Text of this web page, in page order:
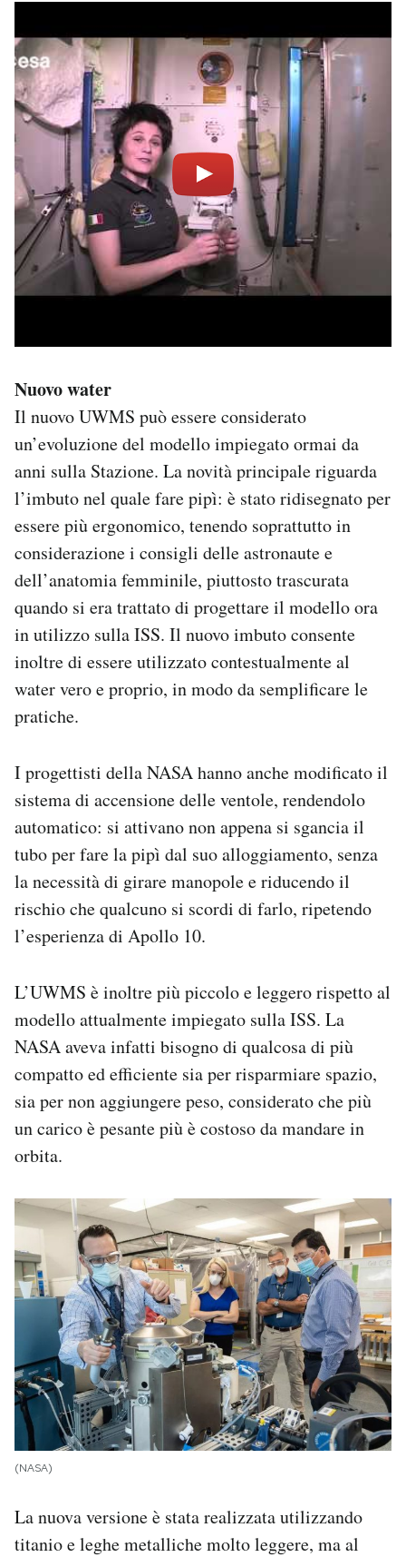
Nuovo water
Il nuovo UWMS può essere considerato
un’evoluzione del modello impiegato ormai da
anni sulla Stazione. La novità principale riguarda
l’imbuto nel quale fare pipì: è stato ridisegnato per
essere più ergonomico, tenendo soprattutto in
considerazione i consigli delle astronaute e
dell’anatomia femminile, piuttosto trascurata
quando si era trattato di progettare il modello ora
in utilizzo sulla ISS. Il nuovo imbuto consente
inoltre di essere utilizzato contestualmente al
water vero e proprio, in modo da semplificare le
pratiche.
I progettisti della NASA hanno anche modificato il
sistema di accensione delle ventole, rendendolo
automatico: si attivano non appena si sgancia il
tubo per fare la pipì dal suo alloggiamento, senza
la necessità di girare manopole e riducendo il
rischio che qualcuno si scordi di farlo, ripetendo
l’esperienza di Apollo 10.
L’UWMS è inoltre più piccolo e leggero rispetto al
modello attualmente impiegato sulla ISS. La
NASA aveva infatti bisogno di qualcosa di più
compatto ed efficiente sia per risparmiare spazio,
sia per non aggiungere peso, considerato che più
un carico è pesante più è costoso da mandare in
orbita.
(NASA)
La nuova versione è stata realizzata utilizzando
titanio e leghe metalliche molto leggere, ma al